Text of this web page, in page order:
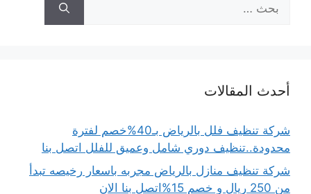
عن:
أحدث المقالات
شركة تنظيف فلل بالرياض بـ40%خصم لفترة
محدودة..تنظيف دوري شامل وعميق للفلل اتصل بنا
شركة تنظيف منازل بالرياض مجربه باسعار رخيصه تبدأ
من 250 ريال و خصم 15%اتصل بنا الان